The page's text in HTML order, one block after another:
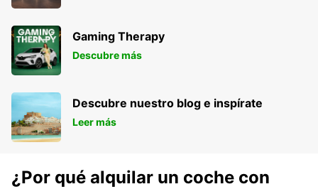
Gaming Therapy
Descubre más
Descubre nuestro blog e inspírate
Leer más
¿Por qué alquilar un coche con